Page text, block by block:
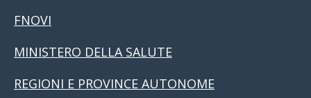
FNOVI
MINISTERO DELLA SALUTE
REGIONI E PROVINCE AUTONOME